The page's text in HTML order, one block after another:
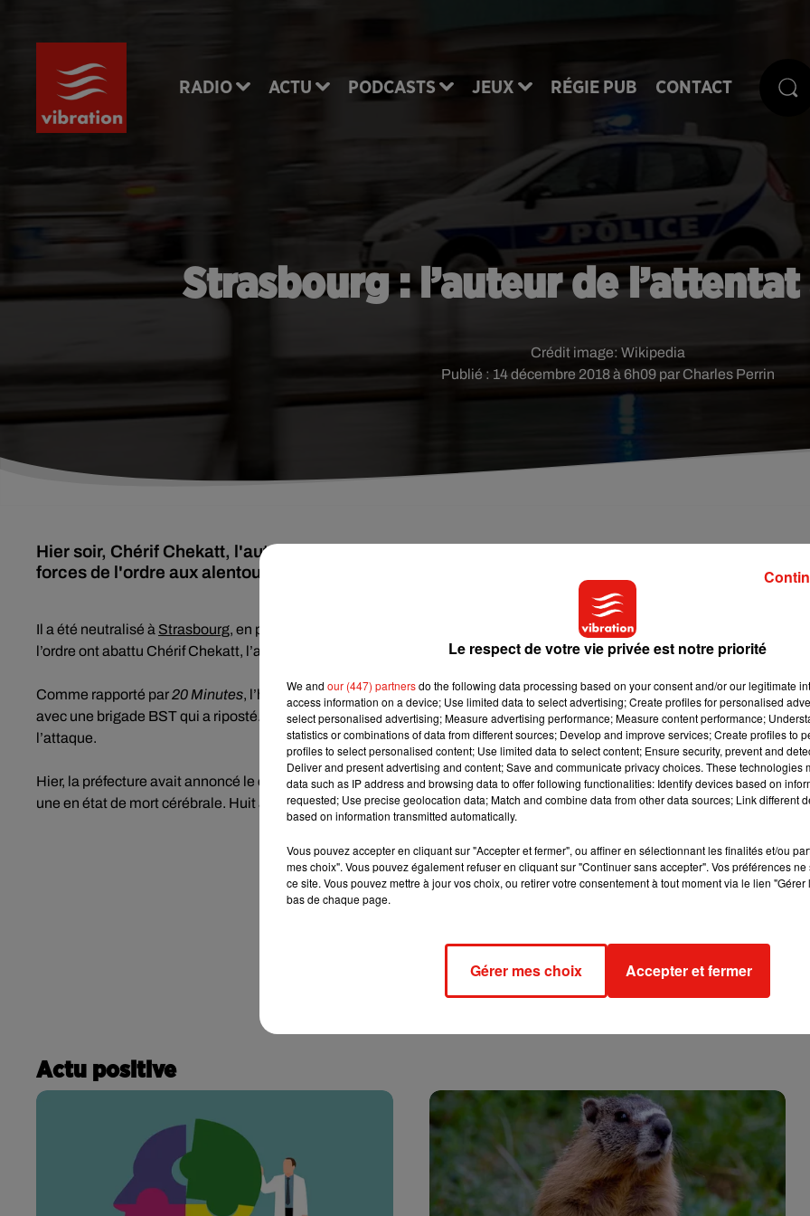
RADIO ACTU PODCASTS JEUX RÉGIE PUB CONTACT
Strasbourg : l’auteur de
Publié : 14 décembre 2018 à 6h09 par Charles Perrin
Crédit image: Wikipedia
Hier soir, Chérif Chekatt, l'auteur de l'attentat du marché de Noël de Strasbourg, a été abattu par les
forces de l'ordre aux alentours de 21h ⬦
Il a été neutralisé à Strasbourg, en pleine rue, dans le quartier de Neudorf ! Hier soir, jeudi 13 décembre 2018, les forces de
l’ordre ont abattu Chérif Chekatt, l’auteur de l’attentat du marché de Noël.
Comme rapporté par20 Minutes, l’homme avait été signalé par une femme dans l’après-midi. Il a ensuite échangé des tirs
avec une brigade BST qui a riposté. Confrontation qui s’est conclue par la mort du terroriste. Daesh a aussitôt revendiqué
l’attaque.
Hier, la préfecture avait annoncé le décès d’une troisième personne. Cinq victimes sont toujours gravement blessées, dont
une en état de mort cérébrale. Huit autres personnes ont également été légèrement blessées.
Actu positive
Le respect de votre vie privée est notre priorité
We and our (447) partnersdo the following data processing based on your consent and/or our legitimate
access information on a device; Use limited data to select advertising; Create profiles for personalised
select personalised advertising; Measure advertising performance; Measure content performance;
statistics or combinations of data from different sources; Develop and improve services; Create profiles to
profiles to select personalised content; Use limited data to select content; Ensure security, prevent and
Deliver and present advertising and content; Save and communicate privacy choices. These technologies
data such as IP address and browsing data to offer following functionalities: Identify devices based on
requested; Use precise geolocation data; Match and combine data from other data sources; Link different
based on information transmitted automatically.
Vous pouvez accepter en cliquant sur "Accepter et fermer", ou affiner en sélectionnant les finalités et/ou
mes choix". Vous pouvez également refuser en cliquant sur "Continuer sans accepter". Vos préférences
ce site. Vous pouvez mettre à jour vos choix, ou retirer votre consentement à tout moment via le lien
bas de chaque page.
Gérer mes choix Accepter et fermer